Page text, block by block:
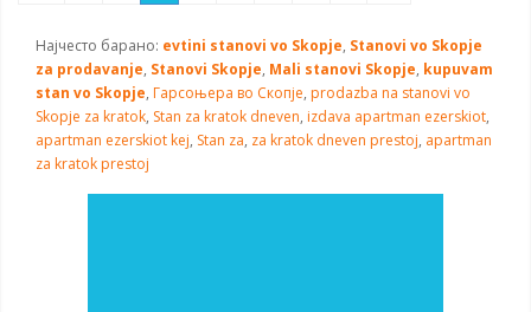
Најчесто барано: evtini stanovi vo Skopje, Stanovi vo Skopje
za prodavanje, Stanovi Skopje, Mali stanovi Skopje, kupuvam
stan vo Skopje, Гарсоњера во Скопје, prodazba na stanovi vo
Skopje za kratok, Stan za kratok dneven, izdava apartman ezerskiot,
apartman ezerskiot kej, Stan za, za kratok dneven prestoj, apartman
za kratok prestoj